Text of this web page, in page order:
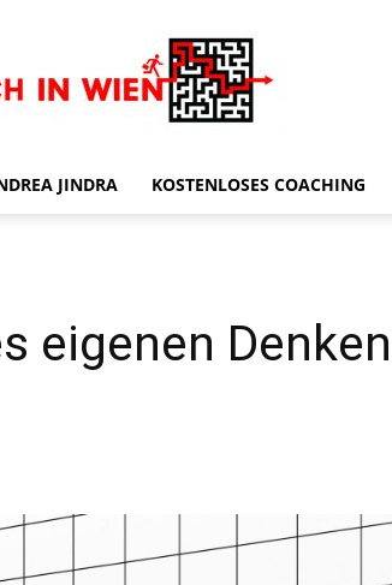
in
JINDRA KOSTENLOSES COACHING
eigenen